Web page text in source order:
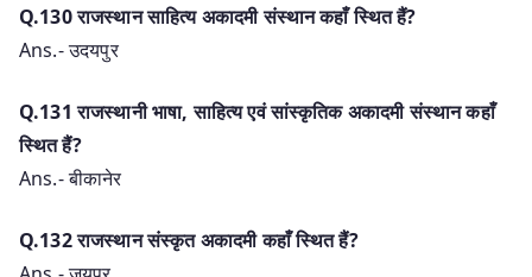
Q.130 राजस्थान साहित्य अकादमी संस्थान कहाँ स्थित हैं?
Ans.- उदयपुर
Q.131 राजस्थानी भाषा, साहित्य एवं सांस्कृतिक अकादमी संस्थान कहाँ
स्थित हैं?
Ans.- बीकानेर
Q.132 राजस्थान संस्कृत अकादमी कहाँ स्थित हैं?